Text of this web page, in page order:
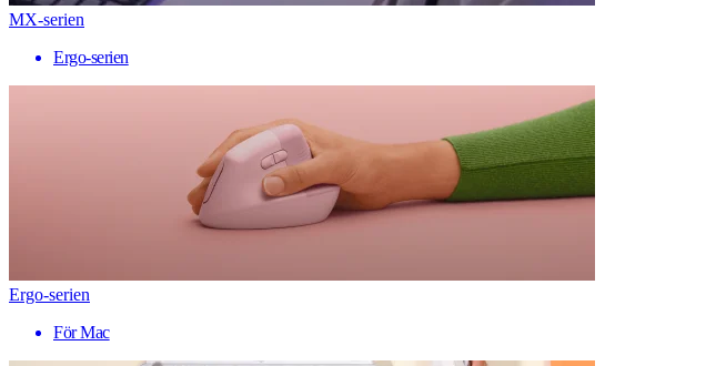
MX-serien
Ergo-serien
Ergo-serien
För Mac